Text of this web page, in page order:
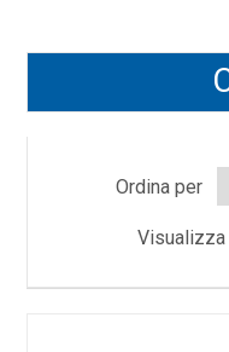
Ordina per
Visualizza